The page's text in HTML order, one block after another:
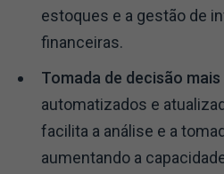
estoques e a gestão de
financeiras.
Tomada de decisão mais
automatizados e
facilita a análise e a
aumentando a